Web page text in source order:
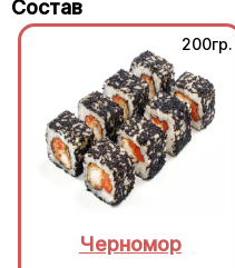
Состав
200гр.
Черномор